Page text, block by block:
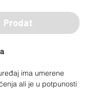
Prodat
ima umerene
ali je u potpunosti